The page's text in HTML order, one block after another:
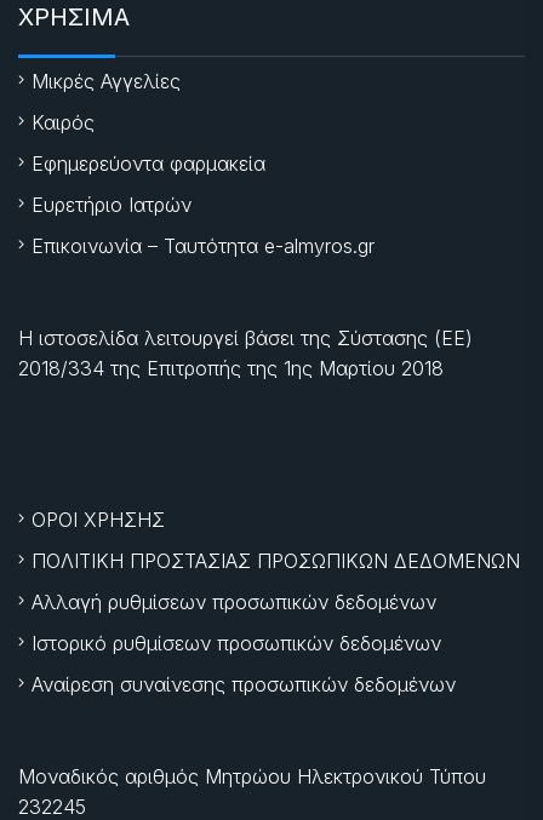
ΧΡΗΣΙΜΑ
Μικρές Αγγελίες
Καιρός
Εφημερεύοντα φαρμακεία
Ευρετήριο Ιατρών
Επικοινωνία – Ταυτότητα e-almyros.gr
Η ιστοσελίδα λειτουργεί βάσει της Σύστασης (ΕΕ)
2018/334 της Επιτροπής της 1ης Μαρτίου 2018
ΟΡΟΙ ΧΡΗΣΗΣ
ΠΟΛΙΤΙΚΗ ΠΡΟΣΤΑΣΙΑΣ ΠΡΟΣΩΠΙΚΩΝ ΔΕΔΟΜΕΝΩΝ
Αλλαγή ρυθμίσεων προσωπικών δεδομένων
Ιστορικό ρυθμίσεων προσωπικών δεδομένων
Αναίρεση συναίνεσης προσωπικών δεδομένων
Μοναδικός αριθμός Μητρώου Ηλεκτρονικού Τύπου
232245